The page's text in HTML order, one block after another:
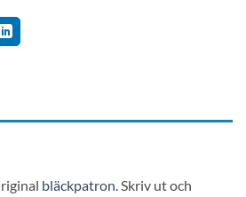
bläckpatron . Skriv ut och